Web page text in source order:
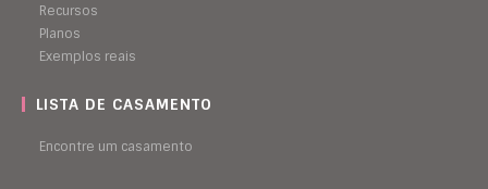
Recursos
Planos
Exemplos reais
LISTA DE CASAMENTO
Encontre um casamento